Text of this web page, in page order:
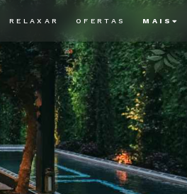
RELAXAR OFERTAS MAIS